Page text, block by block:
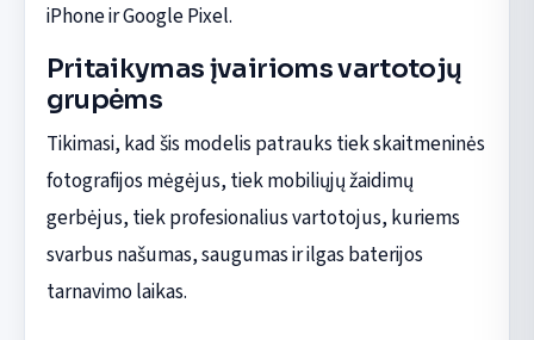
iPhone ir Google Pixel.
Pritaikymas įvairioms vartotojų
grupėms
Tikimasi, kad šis modelis patrauks tiek skaitmeninės
fotografijos mėgėjus, tiek mobiliųjų žaidimų
gerbėjus, tiek profesionalius vartotojus, kuriems
svarbus našumas, saugumas ir ilgas baterijos
tarnavimo laikas.